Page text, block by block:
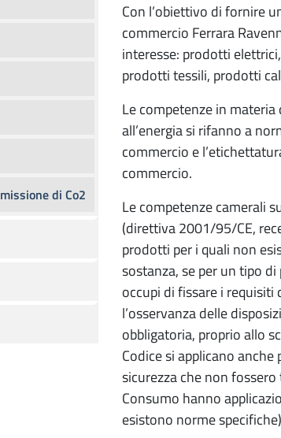
Con l’obiettivo di fornire
commercio Ferrara
interesse: prodotti
prodotti tessili, prodotti
Le competenze in
all’energia si rifanno a
commercio e
commercio.
Le competenze camerali
(direttiva 2001/95/CE,
prodotti per i quali non
sostanza, se per un tipo
occupi di fissare i requisiti
l’osservanza delle
obbligatoria, proprio allo
Codice si applicano
sicurezza che non
Consumo hanno
esistono norme
di Co2